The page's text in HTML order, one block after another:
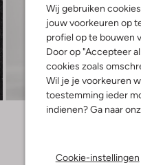
Wij gebruiken
jouw voorkeuren op
profiel op te bouwen
Door op "Accepteer
cookies zoals
Wil je je voorkeuren
toestemming ieder
indienen? Ga naar
Cookie-instellingen
Ontdek de look